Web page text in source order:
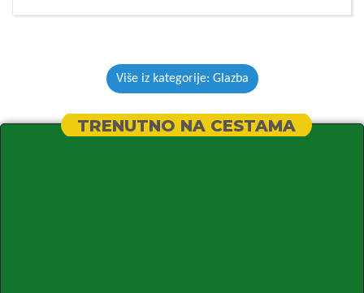
Više iz kategorije: Glazba
TRENUTNO NA CESTAMA